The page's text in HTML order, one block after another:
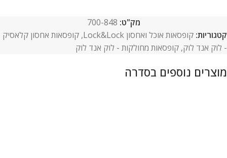
מק"ט: 700-848
קטגוריות: קופסאות אוכל ואחסון Lock&Lock , קופסאות אחסון קלאסיק
- לוק אנד לוק, קופסאות מחולקות - לוק אנד לוק